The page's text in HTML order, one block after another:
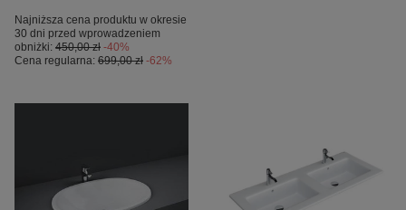
Najniższa cena produktu w okresie
30 dni przed wprowadzeniem
obniżki: 450,00 zł -40%
Cena regularna: 699,00 zł -62%